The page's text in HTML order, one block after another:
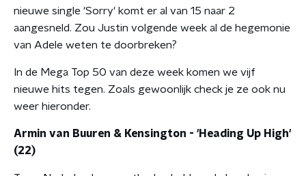
nieuwe single 'Sorry' komt er al van 15 naar 2
aangesneld. Zou Justin volgende week al de hegemonie
van Adele weten te doorbreken?
In de Mega Top 50 van deze week komen we vijf
nieuwe hits tegen. Zoals gewoonlijk check je ze ook nu
weer hieronder.
Armin van Buuren & Kensington - 'Heading Up High'
(22)